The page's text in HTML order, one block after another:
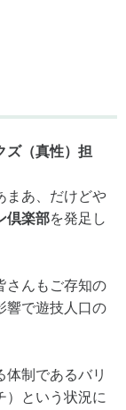
ズ（真性）担
まあ、だけどや
倶楽部を発足し
さんもご存知の
響で遊技人口の
体制であるバリ
）という状況に